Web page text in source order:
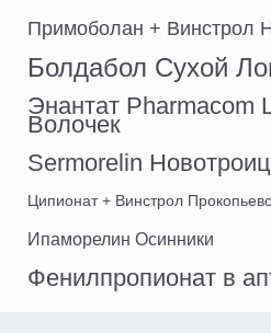
Примоболан + Винстрол
Болдабол Сухой
Энантат Pharmacom
Волочек
Sermorelin
Ципионат + Винстрол
Ипаморелин Осинники
Фенилпропионат в